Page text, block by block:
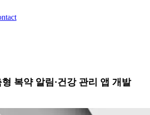
복약 알림·건강 관리 앱 개발